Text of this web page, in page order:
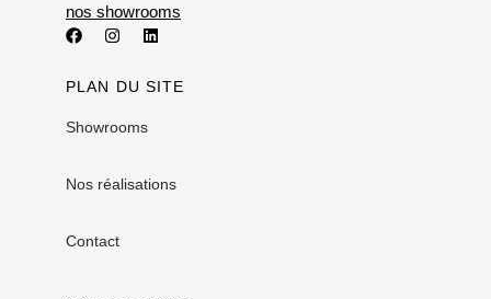
nos showrooms
PLAN DU SITE
Showrooms
Nos réalisations
Contact